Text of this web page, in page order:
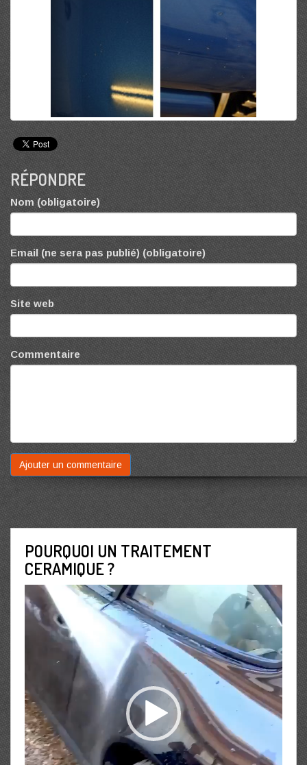
RÉPONDRE
Nom (obligatoire)
Email (ne sera pas publié) (obligatoire)
Site web
Commentaire
POURQUOI UN TRAITEMENT
CERAMIQUE ?
Lecteur
vidéo